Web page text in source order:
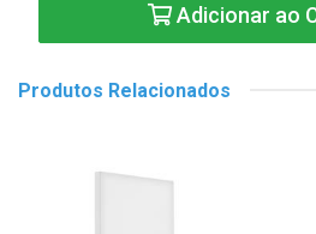
Adicionar ao
Produtos Relacionados